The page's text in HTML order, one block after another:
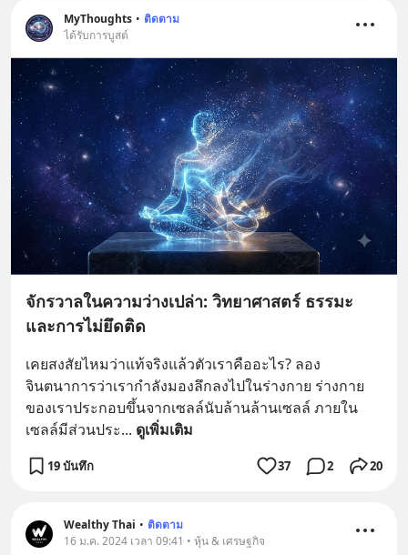
MyThoughts • ติดตาม
ได้รับการบูสต์
จักรวาลในความว่างเปล่า: วิทยาศาสตร์ ธรรมะ
และการไม่ยึดติด
เคยสงสัยไหมว่าแท้จริงแล้วตัวเราคืออะไร? ลอง
จินตนาการว่าเรากำลังมองลึกลงไปในร่างกาย ร่างกาย
ของเราประกอบขึ้นจากเซลล์นับล้านล้านเซลล์ ภายใน
เซลล์มีส่วนประ... ดูเพิ่มเติม
19 บันทึก 37 2 20
Wealthy Thai • ติดตาม
16 ม.ค. 2024 เวลา 09:41 • หุ้น & เศรษฐกิจ